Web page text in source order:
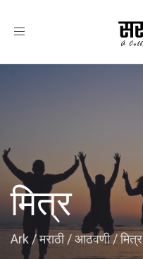
Toggle
मित्र
Ark /मराठी/आठवणी/मित्र